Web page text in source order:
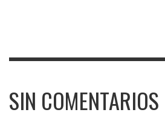
SIN COMENTARIOS